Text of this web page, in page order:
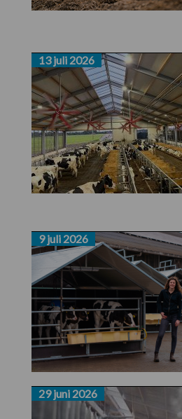
13 juli 2026
9 juli 2026
29 juni 2026